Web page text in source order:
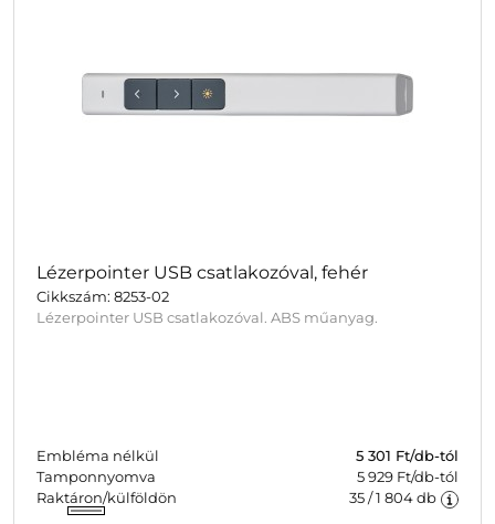
Lézerpointer USB csatlakozóval, fehér
Cikkszám: 8253-02
Lézerpointer USB csatlakozóval. ABS műanyag.
Embléma nélkül 5 301 Ft/db-tól
Tamponnyomva
5 929 Ft/db-tól
Raktáron/külföldön
35/1 804db